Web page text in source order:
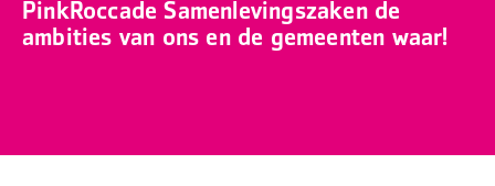
PinkRoccade Samenlevingszaken de
ambities van ons en de gemeenten waar!